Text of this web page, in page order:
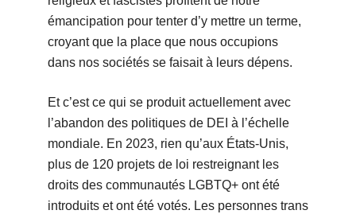
émancipation pour tenter d’y mettre un terme,
croyant que la place que nous occupions
dans nos sociétés se faisait à leurs dépens.
Et c’est ce qui se produit actuellement avec
l’abandon des politiques de DEI à l’échelle
mondiale. En 2023, rien qu’aux États-Unis,
plus de 120 projets de loi restreignant les
droits des communautés LGBTQ+ ont été
introduits et ont été votés. Les personnes trans